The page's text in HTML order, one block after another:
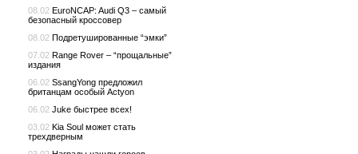
08.02 EuroNCAP: Audi Q3 – самый
безопасный кроссовер
08.02 Подретушированные “эмки”
07.02 Range Rover – “прощальные”
издания
06.02 SsangYong предложил
британцам особый Actyon
06.02 Juke быстрее всех!
03.02 Kia Soul может стать
трехдверным